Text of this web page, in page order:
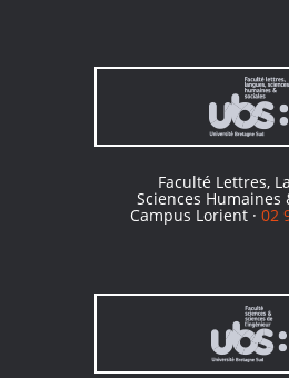
Faculté Lettres,
Sciences Humaines
Campus Lorient · 02